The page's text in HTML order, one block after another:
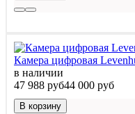
Камера цифровая
в наличии
47 988 руб44 000 руб
В корзину